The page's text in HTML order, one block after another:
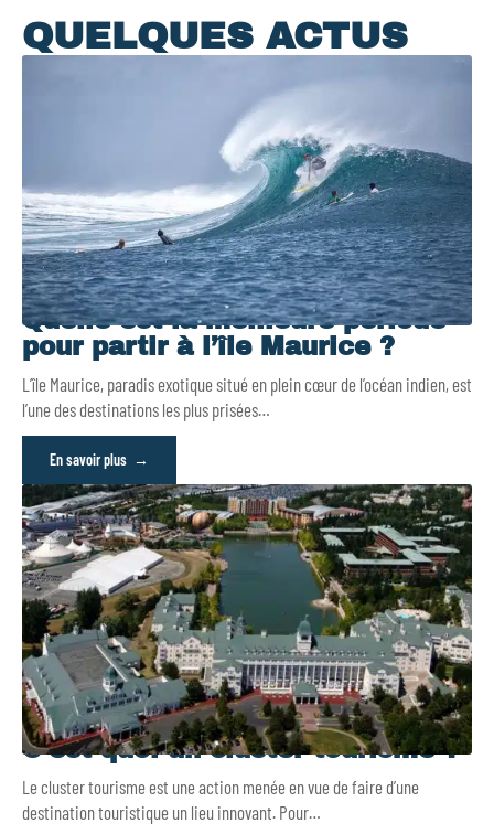
QUELQUES ACTUS
Quelle est la meilleure période
pour partir à l’île Maurice ?
L’île Maurice, paradis exotique situé en plein cœur de l’océan indien, est
l’une des destinations les plus prisées…
En savoir plus
C’est quoi un cluster tourisme ?
Le cluster tourisme est une action menée en vue de faire d’une
destination touristique un lieu innovant. Pour…